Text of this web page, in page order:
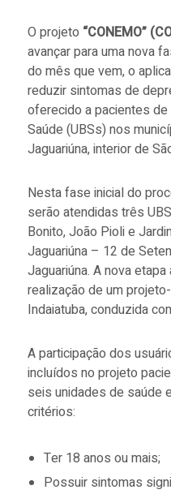
O projeto “CONEMO”
avançar para uma nova
do mês que vem, o
reduzir sintomas de
oferecido a pacientes
Saúde (UBSs) nos
Jaguariúna, interior de
Nesta fase inicial do
serão atendidas três
Bonito, João Pioli e
Jaguariúna – 12 de
Jaguariúna. A nova
realização de um
Indaiatuba, conduzida
A participação dos
incluídos no projeto
seis unidades de saúde
critérios:
Ter 18 anos ou mais;
Possuir sintomas